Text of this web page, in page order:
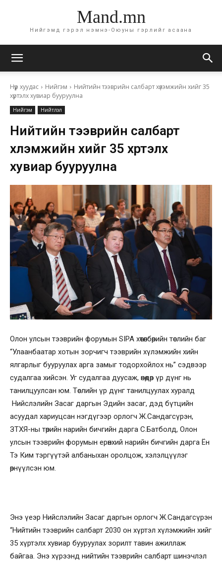
Mand.mn
Нийгэмд гэрэл нэмнэ-Оюуны гэрлийг асаана
Нүүр хуудас Нийгэм
Нийтийн тээврийн салбарт хүлэмжийн хийг 35
хүртэлх хувиар бууруулна
Нийгэм Нийтлэл
Нийтийн тээврийн салбарт
хүлэмжийн хийг 35 хүртэлх
хувиар бууруулна
Олон улсын тээврийн форумын SIPA хөтөлбөрийн төслийн баг
“Улаанбаатар хотын зорчигч тээврийн хүлэмжийн хийн
ялгарлыг бууруулах арга замыг тодорхойлох нь” сэдвээр
судалгаа хийсэн. Уг судалгаа дуусаж, өнөөдөр үр дүнг нь
танилцуулсан юм. Төслийн үр дүнг танилцуулах хуралд
Нийслэлийн Засаг даргын Эдийн засаг, дэд бүтцийн
асуудал хариуцсан нэгдүгээр орлогч Ж.Сандагсүрэн,
ЗТХЯ-ны төрийн нарийн бичгийн дарга С.Батболд, Олон
улсын тээврийн форумын ерөнхий нарийн бичгийн дарга Ён
Тэ Ким тэргүүтэй албаныхан оролцож, хэлэлцүүлэг
өрнүүлсэн юм.
Энэ үеэр Нийслэлийн Засаг даргын орлогч Ж.Сандагсүрэн
“Нийтийн тээврийн салбарт 2030 он хүртэл хүлэмжийн хийг
35 хүртэлх хувиар бууруулах зорилт тавин ажиллаж
байгаа. Энэ хүрээнд нийтийн тээврийн салбарт шинэчлэл